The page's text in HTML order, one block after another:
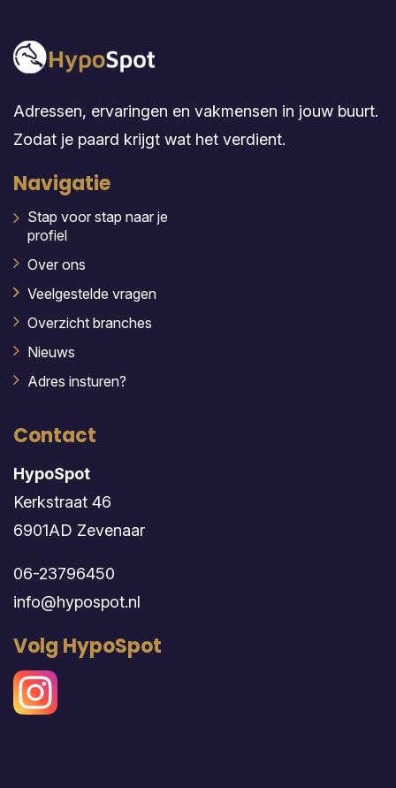
Adressen, ervaringen en vakmensen in jouw buurt.
Zodat je paard krijgt wat het verdient.
Navigatie
Stap voor stap naar je
profiel
Over ons
Veelgestelde vragen
Overzicht branches
Nieuws
Adres insturen?
Contact
HypoSpot
Kerkstraat 46
6901AD Zevenaar
06-23796450
info@hypospot.nl
Volg HypoSpot